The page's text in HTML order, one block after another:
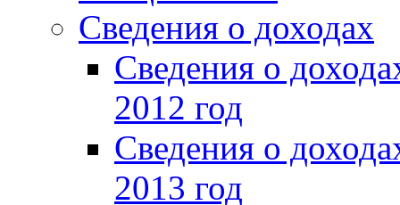
Сведения о доходах
Сведения о
2012 год
Сведения о
2013 год